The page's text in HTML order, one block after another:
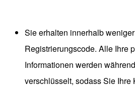
Sie erhalten innerhalb
Registrierungscode. Alle Ihre
Informationen werden
verschlüsselt, sodass Sie